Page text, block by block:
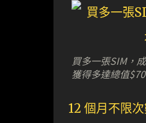
買多一張SIM，
獲得多達總值
12 個月不限